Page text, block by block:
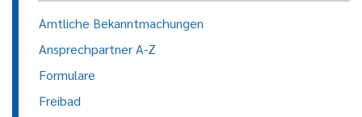
Amtliche Bekanntmachungen
Ansprechpartner A-Z
Formulare
Freibad